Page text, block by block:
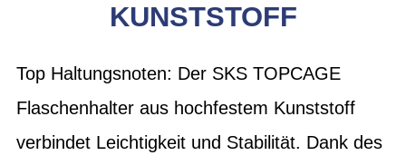
KUNSTSTOFF
Top Haltungsnoten: Der SKS TOPCAGE
Flaschenhalter aus hochfestem Kunststoff
verbindet Leichtigkeit und Stabilität. Dank des